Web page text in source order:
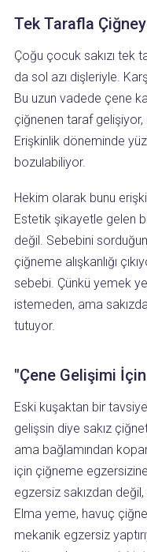
Tek Tarafla
Çoğu çocuk sakızı tek
da sol azı dişleriyle.
Bu uzun vadede çene
çiğnenen taraf gelişiyor,
Erişkinlik döneminde
bozulabiliyor.
Hekim olarak bunu
Estetik şikayetle gelen
değil. Sebebini
çiğneme alışkanlığı
sebebi. Çünkü yemek
istemeden, ama
tutuyor.
"Çene Gelişimi
Eski kuşaktan bir
gelişsin diye sakız
ama bağlamından
için çiğneme
egzersiz sakızdan
Elma yeme, havuç
mekanik egzersiz